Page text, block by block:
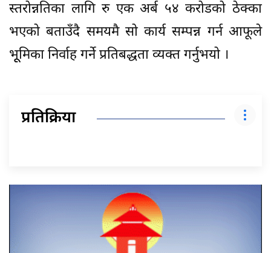
स्तरोन्नतिका लागि रु एक अर्ब ५४ करोडको ठेक्का
भएको बताउँदै समयमै सो कार्य सम्पन्न गर्न आफूले
भूूमिका निर्वाह गर्ने प्रतिबद्धता व्यक्त गर्नुभयो ।
प्रतिक्रिया